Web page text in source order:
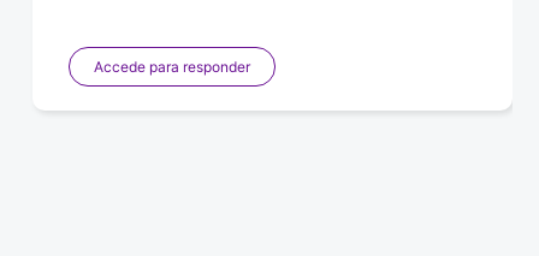
Accede para responder